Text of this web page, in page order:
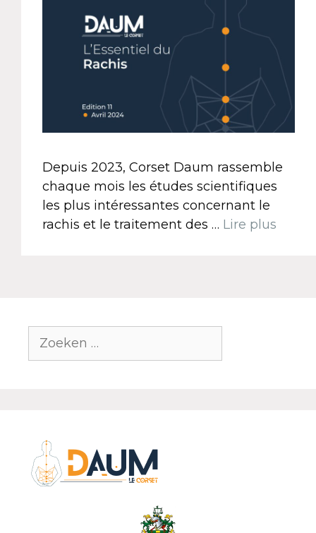
Depuis 2023, Corset Daum rassemble
chaque mois les études scientifiques
les plus intéressantes concernant le
rachis et le traitement des … Lire plus